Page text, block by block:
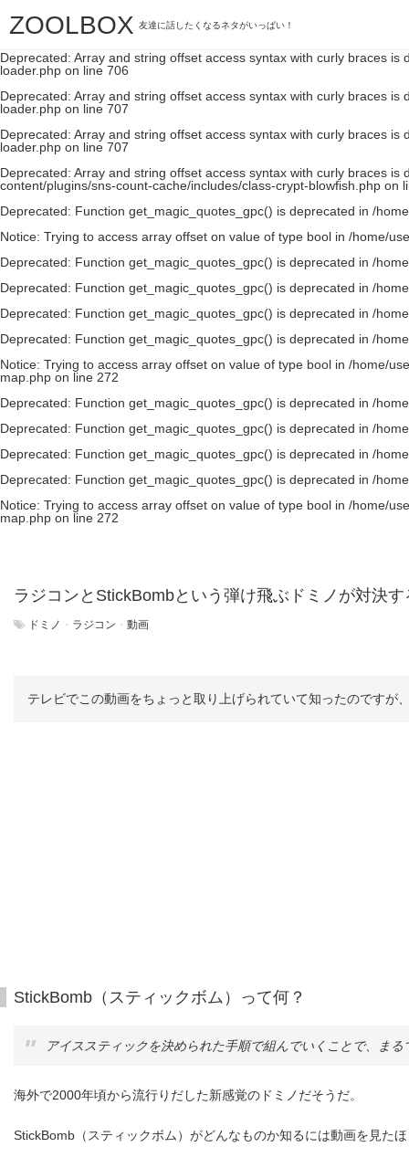
Deprecated: Array and string offset access syntax with curly braces is
loader.phpon line706
Deprecated: Array and string offset access syntax with curly braces is
loader.php on line 706
Deprecated: Array and string offset access syntax with curly braces is
loader.php on line 707
Deprecated: Array and string offset access syntax with curly braces is
loader.php on line 707
Deprecated: Array and string offset access syntax with curly braces is
content/plugins/sns-count-cache/includes/class-crypt-blowfish.php on
Deprecated: Function get_magic_quotes_gpc() is deprecated in /
Notice: Trying to access array offset on value of type bool in /home/
Deprecated: Function get_magic_quotes_gpc() is deprecated in /
Deprecated: Function get_magic_quotes_gpc() is deprecated in /
Deprecated: Function get_magic_quotes_gpc() is deprecated in /
Deprecated: Function get_magic_quotes_gpc() is deprecated in /
Notice: Trying to access array offset on value of type bool in /home/
map.php on line 272
Deprecated: Function get_magic_quotes_gpc() is deprecated in /
Deprecated: Function get_magic_quotes_gpc() is deprecated in /
Deprecated: Function get_magic_quotes_gpc() is deprecated in /
Deprecated: Function get_magic_quotes_gpc() is deprecated in /
Notice: Trying to access array offset on value of type bool in /home/
map.php on line 272
ZOOLBOX 友達に話したくなるネタがいっぱい！
ラジコンとStickBombという弾け飛ぶドミノが対決
ドミノ ・ ラジコン ・ 動画
テレビでこの動画をちょっと取り上げられていて知ったのです
StickBomb（スティックボム）って何？
アイススティックを決められた手順で組んでいくことで、ま
海外で2000年頃から流行りだした新感覚のドミノだそうだ。
StickBomb（スティックボム）がどんなものか知るには動画を見た